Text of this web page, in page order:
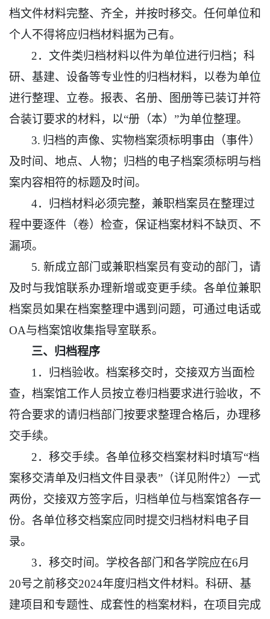
档文件材料完整、齐全，并按时移交。任何单位和
个人不得将应归档材料据为己有。
2．文件类归档材料以件为单位进行归档；科
研、基建、设备等专业性的归档材料，以卷为单位
进行整理、立卷。报表、名册、图册等已装订并符
合装订要求的材料，以“册（本）”为单位整理。
3. 归档的声像、实物档案须标明事由（事件）
及时间、地点、人物；归档的电子档案须标明与档
案内容相符的标题及时间。
4．归档材料必须完整，兼职档案员在整理过
程中要逐件（卷）检查，保证档案材料不缺页、不
漏项。
5. 新成立部门或兼职档案员有变动的部门，请
及时与我馆联系办理新增或变更手续。各单位兼职
档案员如果在档案整理中遇到问题，可通过电话或
OA与档案馆收集指导室联系。
三、 归档程序
1．归档验收。档案移交时，交接双方当面检
查，档案馆工作人员按立卷归档要求进行验收，不
符合要求的请归档部门 按要求整理合格后，办理移
交手续。
2．移交手续。各单位移交档案材料时填写“档
案移交清单及归档文件目录表”（详见附件2）一式
两份，交接双方签字后，归档单位与档案馆各存一
份。各单位移交档案应同时提交归档材料电子目
录。
3．移交时间。学校各部门和各学院应在6月
20号之前移交2024年度归档文件材料。科研、基
建项目和专题性、成套性的档案材料，在项目完成